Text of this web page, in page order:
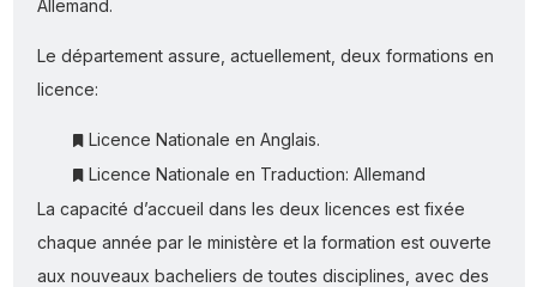
Allemand.
Le département assure, actuellement, deux formations en
licence:
Licence Nationale en Anglais.
Licence Nationale en Traduction: Allemand
La capacité d’accueil dans les deux licences est fixée
chaque année par le ministère et la formation est ouverte
aux nouveaux bacheliers de toutes disciplines, avec des